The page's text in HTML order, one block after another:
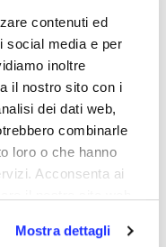
contenuti ed
social media e per
inoltre
il nostro sito con i
dei dati web,
combinarle
loro o che hanno
Acconsenta ai
Mostra dettagli
ore. L’archetto è
flessibile, per
Quando non si
dB e microfono
Il controllo del
jack da 3,5
con logo
Può essere
dalla conferma
72 ore a seconda